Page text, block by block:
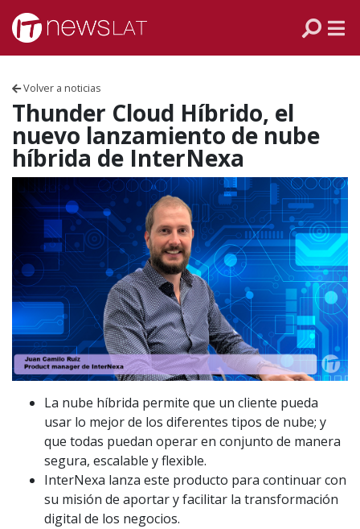
Skip to content
Volver a noticias
Thunder Cloud Híbrido, el
nuevo lanzamiento de nube
híbrida de InterNexa
La nube híbrida permite que un cliente pueda
usar lo mejor de los diferentes tipos de nube; y
que todas puedan operar en conjunto de manera
segura, escalable y flexible.
InterNexa lanza este producto para continuar con
su misión de aportar y facilitar la transformación
digital de los negocios.
VENEZUELA
ECUADOR
PERÚ
CHILE
ARGENTINA
MÉXICO